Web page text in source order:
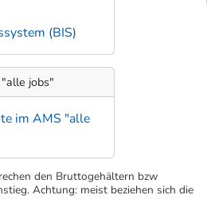
(BIS)
jobs"
im AMS "alle
den Bruttogehältern bzw
Achtung: meist beziehen sich die